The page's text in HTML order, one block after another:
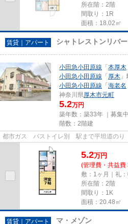
所在階：2階
間取り：1R
面積：18.02㎡
賃貸｜アパート シャトレストンリバ
小田急小田原線 「本厚木
小田急小田原線 「厚木
小田急小田原線 「海老名
神奈川県厚木市元町
5.2万円
築年数：築33年 ｜募集中
階数：2階建
都市ガス バストイレ別 駅まで平坦道のり
5.2万円
(管理費・共益費
敷：1ヶ月｜礼
所在階：2階
間取り：1K
面積：20.48㎡
賃貸｜アパート マ・メゾン